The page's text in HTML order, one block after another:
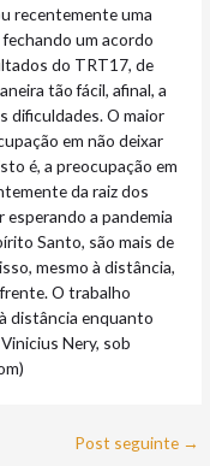
recentemente uma
um acordo
do TRT17, de
tão fácil, afinal, a
dificuldades. O maior
em não deixar
é, a preocupação em
da raiz dos
esperando a pandemia
Santo, são mais de
mesmo à distância,
O trabalho
distância enquanto
Nery, sob
Post seguinte →